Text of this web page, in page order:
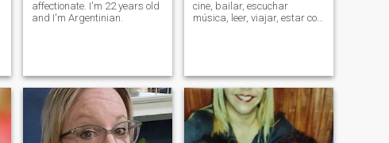
affectionate. I'm 22 years old
and I'm Argentinian.
cine, bailar, escuchar
música, leer, viajar, estar con